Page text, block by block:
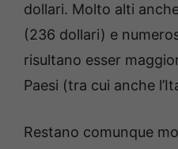
dollari. Molto alti
(236 dollari) e
risultano esser
Paesi (tra cui anche
Restano comunque